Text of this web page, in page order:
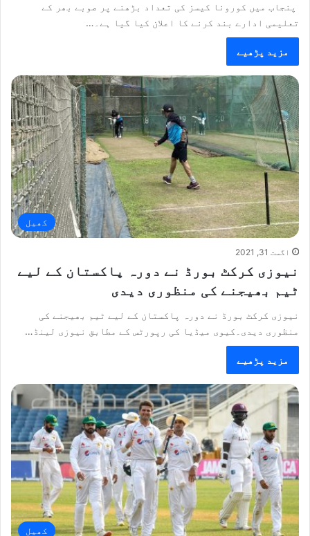
پنجاب میں کورونا کیسز کی تعداد بڑھنے پر صوبے بھر کے
تعلیمی ادارے بند کرنے کا اعلان کیا گیا ہے۔…
مزید پڑھیے
کھیل
اگست 31, 2021
نیوزی کرکٹ بورڈ نے دورہ پاکستان کے لیے
ٹیم بھیجنے کی منظوری دیدی
نیوزی کرکٹ بورڈ نے دورہ پاکستان کے لیے ٹیم بھیجنے کی
منظوری دیدی۔کیوی میڈیا کی رپورٹس کے مطابق نیوزی لینڈ…
مزید پڑھیے
کھیل